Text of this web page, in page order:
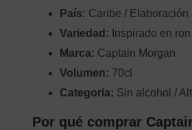
País: Caribe / Elaboración
Variedad: Inspirado en
Marca: Captain Morgan
Volumen: 70cl
Categoría: Sin alcohol /
Por qué comprar